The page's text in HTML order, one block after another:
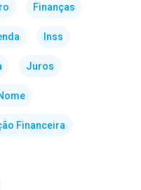
Finanças
Inss
Juros
Financeira